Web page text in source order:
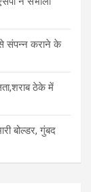
संपन्न कराने के
ठेके में
बोल्डर, गुंबद